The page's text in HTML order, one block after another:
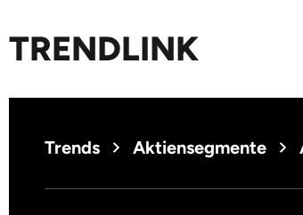
TRENDLINK
Trends Aktiensegmente